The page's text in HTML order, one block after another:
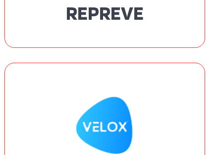
REPREVE